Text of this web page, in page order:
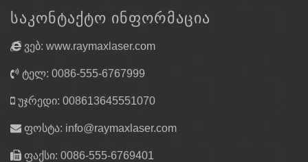
ᲡᲐᲙᲝᲜᲢᲐᲥᲢᲝ ᲘᲜᲤᲝᲠᲛᲐᲪᲘᲐ
ვებ: www.raymaxlaser.com
ტელ: 0086-555-6767999
უჯრედი: 008613645551070
ფოსტა: info@raymaxlaser.com
ფაქსი: 0086-555-6769401